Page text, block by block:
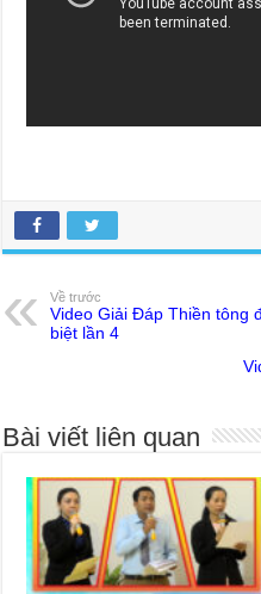
Về trước
Video Giải Đáp Thiền tông
biệt lần 4
Bài viết liên quan